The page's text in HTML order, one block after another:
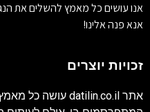
אנו עושים כל מאמץ להשלים את
אנא פנה אלינו!
זכויות יוצרים
אתר datilin.co.il עושה כל מאמץ